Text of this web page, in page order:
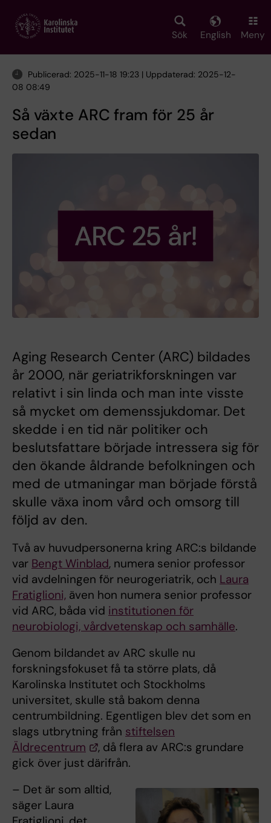
main
Sök English Meny
Publicerad: 2025-11-18 19:23 | Uppdaterad: 2025-12-
08 08:49
Så växte ARC fram för 25 år
sedan
Aging Research Center (ARC) bildades
år 2000, när geriatrikforskningen var
relativt i sin linda och man inte visste
så mycket om demenssjukdomar. Det
skedde i en tid när politiker och
beslutsfattare började intressera sig för
den ökande åldrande befolkningen och
med de utmaningar man började förstå
skulle växa inom vård och omsorg till
följd av den.
Två av huvudpersonerna kring ARC:s bildande
var Bengt Winblad, numera senior professor
vid avdelningen för neurogeriatrik, och Laura
Fratiglioni, även hon numera senior professor
vid ARC, båda vid institutionen för
neurobiologi, vårdvetenskap och samhälle.
Genom bildandet av ARC skulle nu
forskningsfokuset få ta större plats, då
Karolinska Institutet och Stockholms
universitet, skulle stå bakom denna
centrumbildning. Egentligen blev det som en
slags utbrytning från stiftelsen
Äldrecentrum
, då flera av ARC:s grundare
gick över just därifrån.
– Det är som alltid,
säger Laura